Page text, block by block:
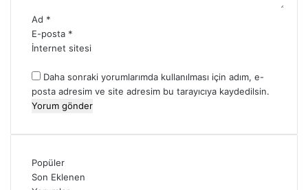
Ad *
E-posta *
İnternet sitesi
Daha sonraki yorumlarımda kullanılması için adım, e-
posta adresim ve site adresim bu tarayıcıya kaydedilsin.
Popüler
Son Eklenen